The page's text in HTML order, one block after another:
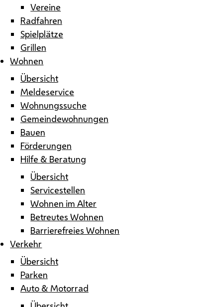
Vereine
Radfahren
Spielplätze
Grillen
Wohnen
Übersicht
Meldeservice
Wohnungssuche
Gemeindewohnungen
Bauen
Förderungen
Hilfe & Beratung
Übersicht
Servicestellen
Wohnen im Alter
Betreutes Wohnen
Barrierefreies Wohnen
Verkehr
Übersicht
Parken
Auto & Motorrad